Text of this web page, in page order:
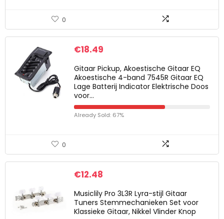
0
€18.49
Gitaar Pickup, Akoestische Gitaar EQ
Akoestische 4-band 7545R Gitaar EQ
Lage Batterij Indicator Elektrische Doos
voor…
Already Sold: 67%
0
€12.48
Musiclily Pro 3L3R Lyra-stijl Gitaar
Tuners Stemmechanieken Set voor
Klassieke Gitaar, Nikkel Vlinder Knop